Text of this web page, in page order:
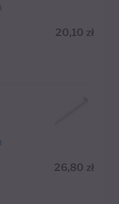
20,10 zł
26,80 zł